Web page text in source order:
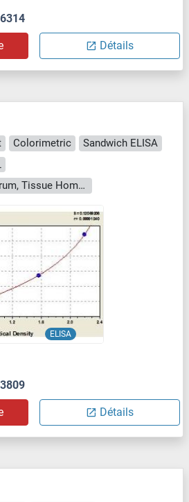
Détails
Colorimetric
Sandwich ELISA
Cell Lysate, Plasma, Serum, Tissue Homogenate
ELISA
Détails